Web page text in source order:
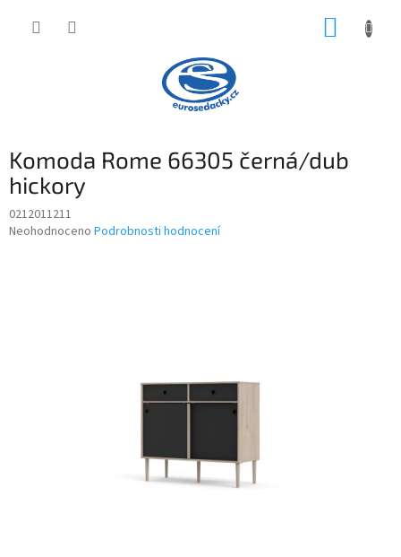
Komoda Rome 66305 černá/dub
hickory
0212011211
Průměrné
Neohodnoceno Podrobnosti hodnocení